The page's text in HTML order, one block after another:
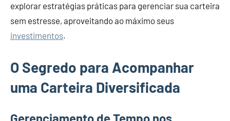
explorar estratégias práticas para gerenciar sua carteira
sem estresse, aproveitando ao máximo seus
investimentos.
O Segredo para Acompanhar
uma Carteira Diversificada